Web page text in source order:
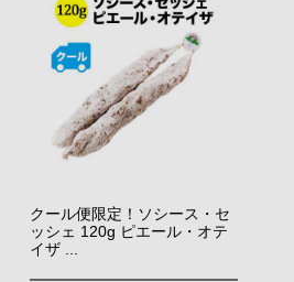
が特徴的。朝から行列の絶えない六
ンが通販でお取り寄せできます。
⇒ ラトリエ・デュ・
（税込）～
スタンダードなワインのおつまみで
テやキャビアまで。
前菜からメイン料理、デザートまで
クール便限定！ソシース・セ
ッシェ 120g ピエール・オテ
イザ ...